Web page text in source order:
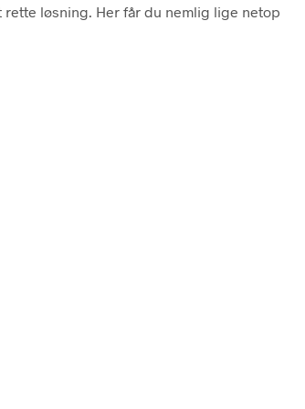
løsning. Her får du nemlig lige netop